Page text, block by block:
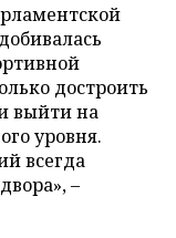
достроить
выйти на
уровня.
всегда
–